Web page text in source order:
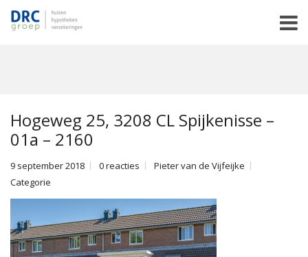
Hogeweg 25, 3208 CL Spijkenisse –
01a – 2160
9 september 2018 0 reacties
Pieter van de Vijfeijke
Categorie